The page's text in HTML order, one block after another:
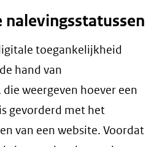
nalevingsstatussen
toegankelijkheid
hand van
weergeven hoever een
gevorderd met het
van een website. Voordat